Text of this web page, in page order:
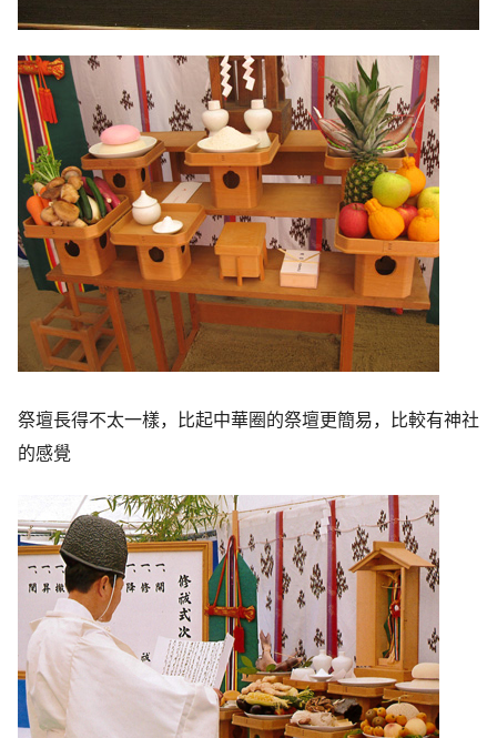
祭壇長得不太一樣，比起中華圈的祭壇更簡易，比較有神社
的感覺